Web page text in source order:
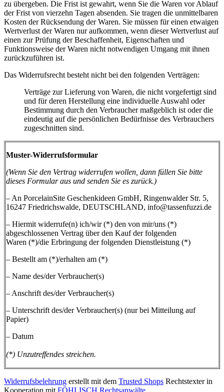
zu übergeben. Die Frist ist gewahrt, wenn Sie die Waren vor Ablauf
der Frist von vierzehn Tagen absenden. Sie tragen die unmittelbaren
Kosten der Rücksendung der Waren. Sie müssen für einen etwaigen
Wertverlust der Waren nur aufkommen, wenn dieser Wertverlust auf
einen zur Prüfung der Beschaffenheit, Eigenschaften und
Funktionsweise der Waren nicht notwendigen Umgang mit ihnen
zurückzuführen ist.
Das Widerrufsrecht besteht nicht bei den folgenden Verträgen:
Verträge zur Lieferung von Waren, die nicht vorgefertigt sind
und für deren Herstellung eine individuelle Auswahl oder
Bestimmung durch den Verbraucher maßgeblich ist oder die
eindeutig auf die persönlichen Bedürfnisse des Verbrauchers
zugeschnitten sind.
Muster-Widerrufsformular
(Wenn Sie den Vertrag widerrufen wollen, dann füllen Sie bitte
dieses Formular aus und senden Sie es zurück.)
– An PorcelainSite Geschenkideen GmbH, Ringenwalder Str. 5,
16247 Friedrichswalde, DEUTSCHLAND, info@tassenfuzzi.de
– Hiermit widerrufe(n) ich/wir (*) den von mir/uns (*)
abgeschlossenen Vertrag über den Kauf der folgenden
Waren (*)/die Erbringung der folgenden Dienstleistung (*)
– Bestellt am (*)/erhalten am (*)
– Name des/der Verbraucher(s)
– Anschrift des/der Verbraucher(s)
– Unterschrift des/der Verbraucher(s) (nur bei Mitteilung auf
Papier)
– Datum
(*) Unzutreffendes streichen.
Widerrufsbelehrung erstellt mit dem Trusted Shops Rechtstexter in
Kooperation mit FÖHLISCH Rechtsanwälte